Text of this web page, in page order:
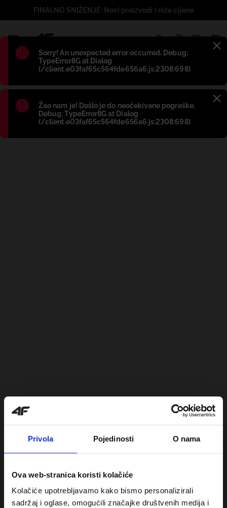
Privola Pojedinosti O nama
Ova web-stranica koristi kolačiće
Kolačiće upotrebljavamo kako bismo personalizirali
sadržaj i oglase, omogućili značajke društvenih medija i
Błąd:
Sorry! An unexpected error occurred. Debug:
TypeError8G at Dialog
(/client.e03faf65c564fde656a6.js:2308:698)
Błąd:
Žao nam je! Došlo je do neočekivane pogreške.
Debug: TypeError8G at Dialog
(/client.e03faf65c564fde656a6.js:2308:698)
FINALNO SNIŽENJE: Novi proizvodi i niže cijene